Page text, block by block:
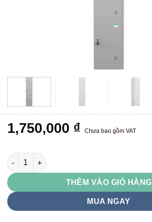
1,750,000 ₫ Chưa bao gồm VAT
TU983 số lượng
THÊM VÀO GIỎ HÀNG
MUA NGAY